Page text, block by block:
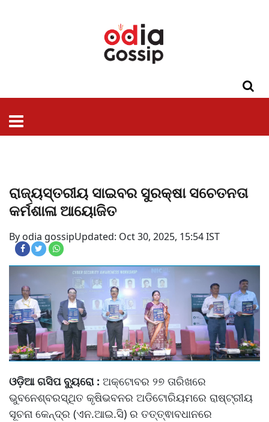
ରାଜ୍ୟସ୍ତରୀୟ ସାଇବର ସୁରକ୍ଷା ସଚେତନତା
କର୍ମଶାଳା ଆୟୋଜିତ
By odia gossipUpdated: Oct 30, 2025, 15:54 IST
ଓଡ଼ିଆ ଗସିପ ବ୍ୟୁରୋ : ଅକ୍ଟୋବର ୨୭ ତାରିଖରେ
ଭୁବନେଶ୍ବରସ୍ଥିତ କୃଷିଭବନର ଅଡିଟୋରିୟମରେ ରାଷ୍ଟ୍ରୀୟ
ସୂଚନା କେନ୍ଦ୍ର (ଏନ.ଆଇ.ସି) ର ତତ୍ତ୍ଵାବଧାନରେ